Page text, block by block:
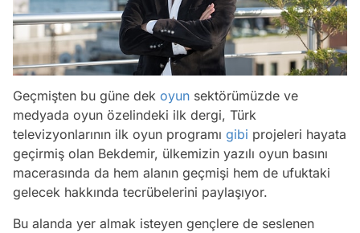
Geçmişten bu güne dek oyun sektörümüzde ve
medyada oyun özelindeki ilk dergi, Türk
televizyonlarının ilk oyun programı gibi projeleri hayata
geçirmiş olan Bekdemir, ülkemizin yazılı oyun basını
macerasında da hem alanın geçmişi hem de ufuktaki
gelecek hakkında tecrübelerini paylaşıyor.
Bu alanda yer almak isteyen gençlere de seslenen